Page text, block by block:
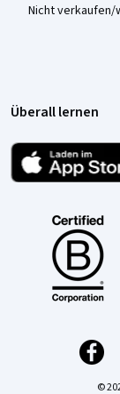
Nicht
Überall lernen
©